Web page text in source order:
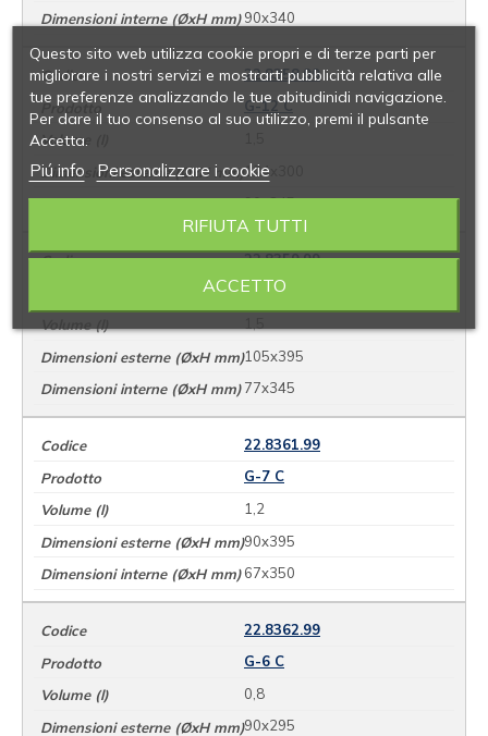
90x340
22.8358.99
G-12 C
124x300
90x245
22.8359.99
G-10 C
105x395
77x345
22.8361.99
G-7 C
1,2
90x395
67x350
22.8362.99
G-6 C
0,8
90x295
Questo sito web utilizza cookie propri e di terze parti per
migliorare i nostri servizi e mostrarti pubblicità relativa alle
tue preferenze analizzando le tue abitudinidi navigazione.
Per dare il tuo consenso al suo utilizzo, premi il pulsante
Accetta.
Piú info Personalizzare i cookie
RIFIUTA TUTTI
ACCETTO